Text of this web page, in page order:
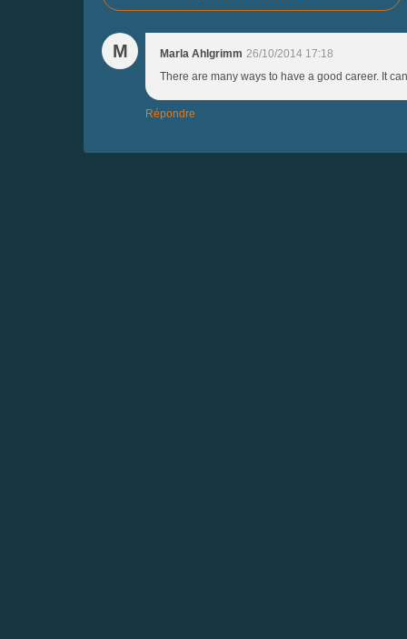
M Marla Ahlgrimm 26/10/2014 17:18
There are many ways to have a good career. It
Répondre